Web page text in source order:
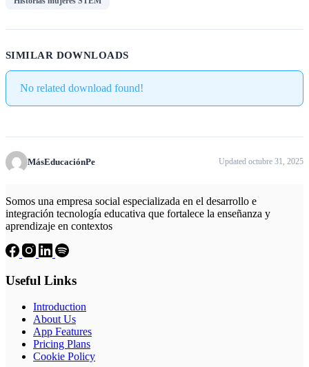
SIMILAR DOWNLOADS
No related download found!
MásEducaciónPe Updated octubre 31, 2025
Somos una empresa social especializada en el desarrollo e
integración tecnología educativa que fortalece la enseñanza y
aprendizaje en contextos
Useful Links
Introduction
About Us
App Features
Pricing Plans
Cookie Policy